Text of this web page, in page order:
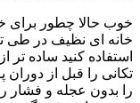
خوب حالا چطور برای
خانه ای نظیف در
استفاده کنید ساده
تکانی را قبل از دوران
را بدون عجله و فشار